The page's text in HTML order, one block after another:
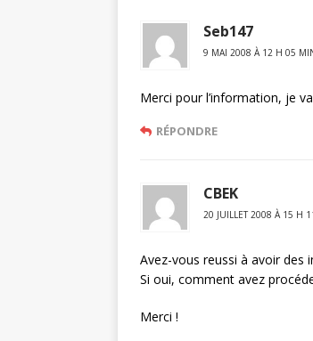
Seb147
9 MAI 2008 À 12 H 05
Merci pour l’information, je
RÉPONDRE
CBEK
20 JUILLET 2008 À 15 H
Avez-vous reussi à avoir des
Si oui, comment avez
Merci !